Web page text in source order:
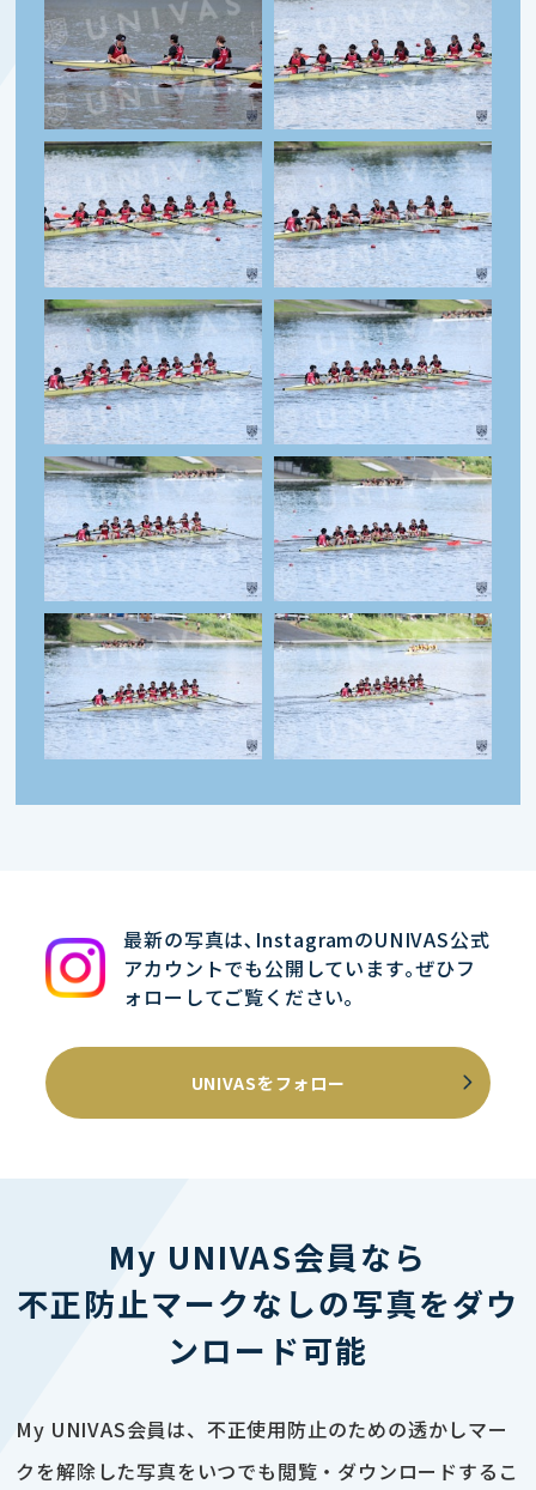
最新の写真は､InstagramのUNIVAS公式
アカウントでも公開しています｡ぜひフ
ォローしてご覧ください｡
UNIVASをフォロー
My UNIVAS会員なら
不正防止マークなしの写真をダウ
ンロード可能
My UNIVAS会員は、不正使用防止のための透かしマー
クを解除した写真をいつでも閲覧・ダウンロードするこ